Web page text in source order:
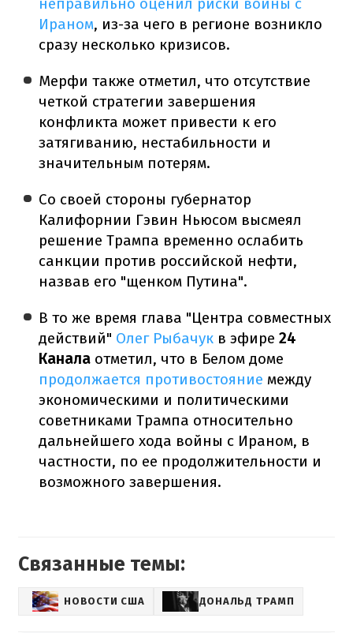
Ираном, из-за чего в регионе возникло
сразу несколько кризисов.
Мерфи также отметил, что отсутствие
четкой стратегии завершения
конфликта может привести к его
затягиванию, нестабильности и
значительным потерям.
Со своей стороны губернатор
Калифорнии Гэвин Ньюсом высмеял
решение Трампа временно ослабить
санкции против российской нефти,
назвав его "щенком Путина".
В то же время глава "Центра совместных
действий" Олег Рыбачук в эфире24
Канала отметил, что в Белом доме
продолжается противостояние между
экономическими и политическими
советниками Трампа относительно
дальнейшего хода войны с Ираном, в
частности, по ее продолжительности и
возможного завершения.
Связанные темы:
НОВОСТИ США ДОНАЛЬД ТРАМП